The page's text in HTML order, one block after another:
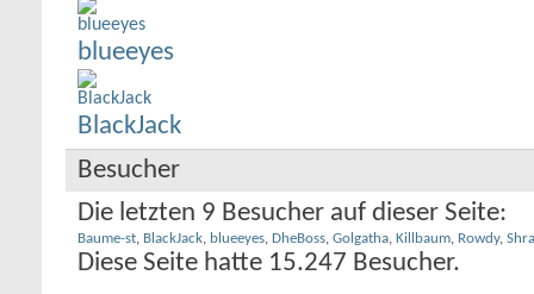
blueeyes
BlackJack
Besucher
Die letzten 9 Besucher auf dieser Seite:
Baume-st, BlackJack, blueeyes, DheBoss, Golgatha, Killbaum, Rowdy,
Diese Seite hatte 15.247 Besucher.